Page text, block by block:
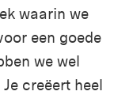
waarin we
een goede
we wel
creëert heel